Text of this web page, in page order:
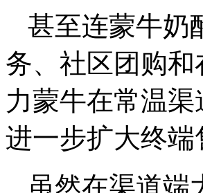
甚至连蒙牛奶
务、社区团购
力蒙牛在常温
进一步扩大终
虽然在渠道端